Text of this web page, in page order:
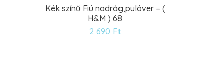
Kék színű Fiú nadrág,pulóver – (
H&M ) 68
2 690 FtKívánságlistára